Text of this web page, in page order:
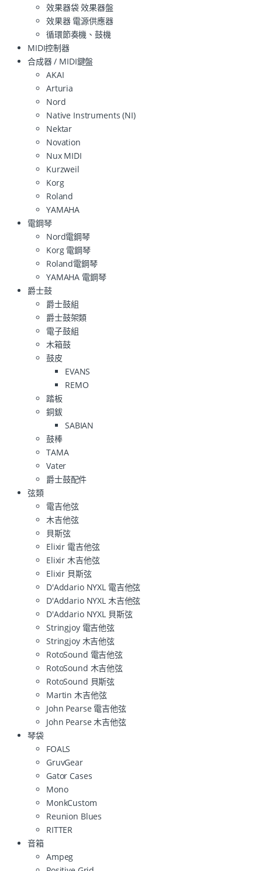
效果器袋 效果器盤
效果器 電源供應器
循環節奏機、鼓機
MIDI控制器
合成器 / MIDI鍵盤
AKAI
Arturia
Nord
Native Instruments (NI)
Nektar
Novation
Nux MIDI
Kurzweil
Korg
Roland
YAMAHA
電鋼琴
Nord電鋼琴
Korg 電鋼琴
Roland電鋼琴
YAMAHA 電鋼琴
爵士鼓
爵士鼓組
爵士鼓架類
電子鼓組
木箱鼓
鼓皮
EVANS
REMO
踏板
銅鈸
SABIAN
鼓棒
TAMA
Vater
爵士鼓配件
弦類
電吉他弦
木吉他弦
貝斯弦
Elixir 電吉他弦
Elixir 木吉他弦
Elixir 貝斯弦
D'Addario NYXL 電吉他弦
D'Addario NYXL 木吉他弦
D'Addario NYXL 貝斯弦
Stringjoy 電吉他弦
Stringjoy 木吉他弦
RotoSound 電吉他弦
RotoSound 木吉他弦
RotoSound 貝斯弦
Martin 木吉他弦
John Pearse 電吉他弦
John Pearse 木吉他弦
琴袋
FOALS
GruvGear
Gator Cases
Mono
MonkCustom
Reunion Blues
RITTER
音箱
Ampeg